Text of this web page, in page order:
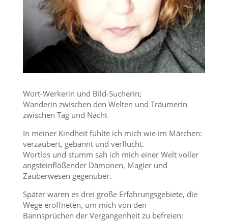
Wort-Werkerin und Bild-Sucherin;
Wanderin zwischen den Welten und Träumerin
zwischen Tag und Nacht
In meiner Kindheit fühlte ich mich wie im Märchen:
verzaubert, gebannt und verflucht.
Wortlos und stumm sah ich mich einer Welt voller
angsteinflößender Dämonen, Magier und
Zauberwesen gegenüber.
Später waren es drei große Erfahrungsgebiete, die
Wege eröffneten, um mich von den
Bannsprüchen der Vergangenheit zu befreien: